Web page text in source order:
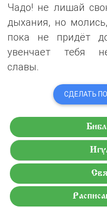
Чадо! не лишай
дыхания, но
пока не придёт
увенчает тебя
славы.
СДЕЛАТЬ